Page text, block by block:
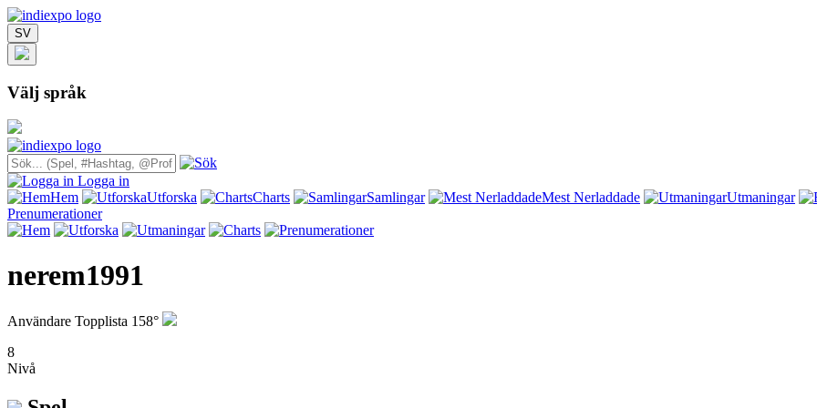
SV
Välj språk
Logga in
Hem
Utforska Charts Samlingar Mest Nerladdade Utmaningar
Prenumerationer
nerem1991
Användare Topplista 158°
8
Nivå